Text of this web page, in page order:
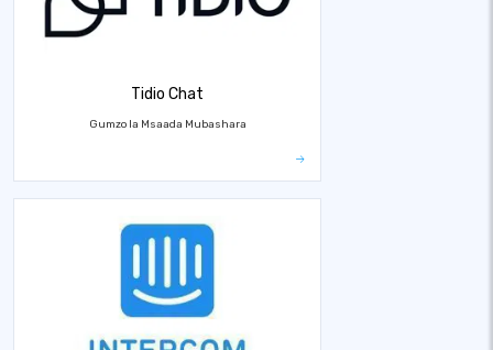
Tidio Chat
Gumzo la Msaada Mubashara